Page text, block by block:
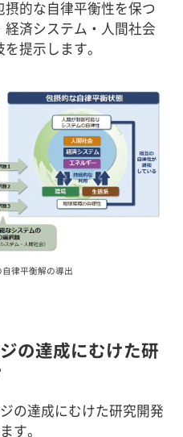
摂的な自律平衡性を保つ
済システム・人間社会
提示します。
律平衡解の導出
の達成にむけた研
の達成にむけた研究開発
す。